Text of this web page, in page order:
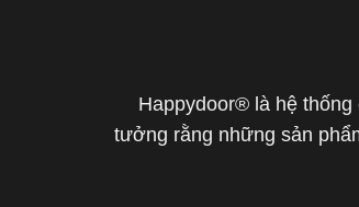
Happydoor® là hệ
tưởng rằng những sản